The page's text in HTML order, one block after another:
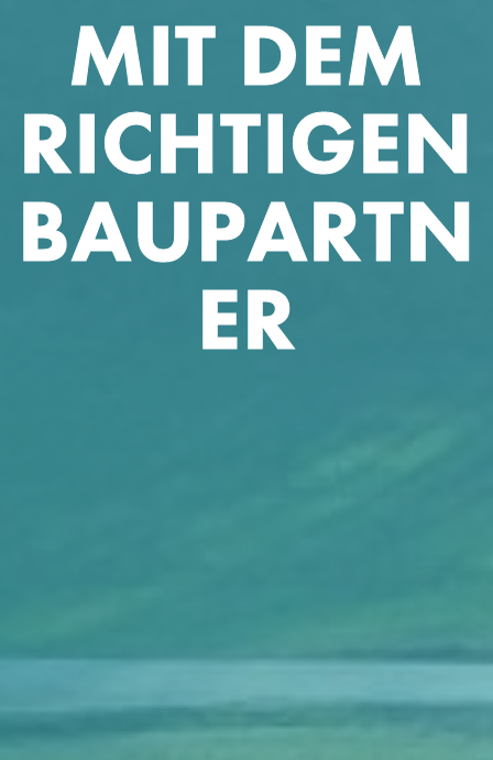
MIT DEM
RICHTIGEN
BAUPARTN
ER